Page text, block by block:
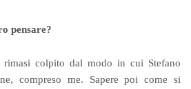
pensare?
rimasi colpito dal modo in cui Stefano
compreso me. Sapere poi come si